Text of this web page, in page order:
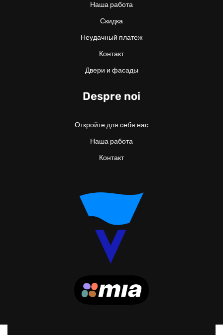
Наша работа
Скидка
Неудачный платеж
Контакт
Двери и фасады
Despre noi
Откройте для себя нас
Наша работа
Контакт